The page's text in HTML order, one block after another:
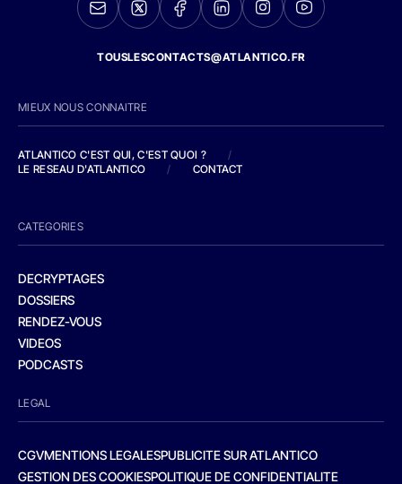
TOUSLESCONTACTS@ATLANTICO.FR
MIEUX NOUS CONNAITRE
ATLANTICO C'EST QUI, C'EST QUOI ?
/
LE RESEAU D'ATLANTICO
/ CONTACT
CATEGORIES
DECRYPTAGES
DOSSIERS
RENDEZ-VOUS
VIDEOS
PODCASTS
LEGAL
CGVMENTIONS LEGALESPUBLICITE SUR ATLANTICO
GESTION DES COOKIESPOLITIQUE DE CONFIDENTIALITE